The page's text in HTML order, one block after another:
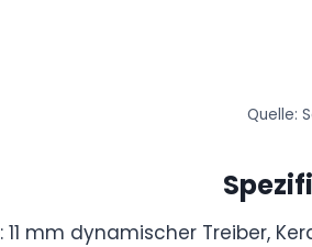
Quelle:
: 11 mm dynamischer Treiber,